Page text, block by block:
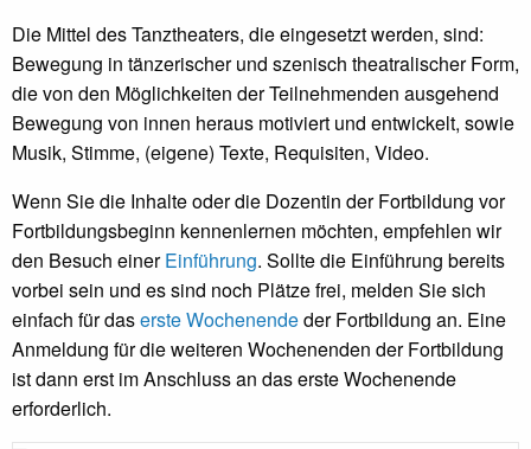
Die Mittel des Tanztheaters, die eingesetzt werden, sind:
Bewegung in tänzerischer und szenisch theatralischer Form,
die von den Möglichkeiten der Teilnehmenden ausgehend
Bewegung von innen heraus motiviert und entwickelt, sowie
Musik, Stimme, (eigene) Texte, Requisiten, Video.
Wenn Sie die Inhalte oder die Dozentin der Fortbildung vor
Fortbildungsbeginn kennenlernen möchten, empfehlen wir
den Besuch einerEinführung. Sollte die Einführung bereits
vorbei sein und es sind noch Plätze frei, melden Sie sich
einfach für daserste Wochenendeder Fortbildung an. Eine
Anmeldung für die weiteren Wochenenden der Fortbildung
ist dann erst im Anschluss an das erste Wochenende
erforderlich.